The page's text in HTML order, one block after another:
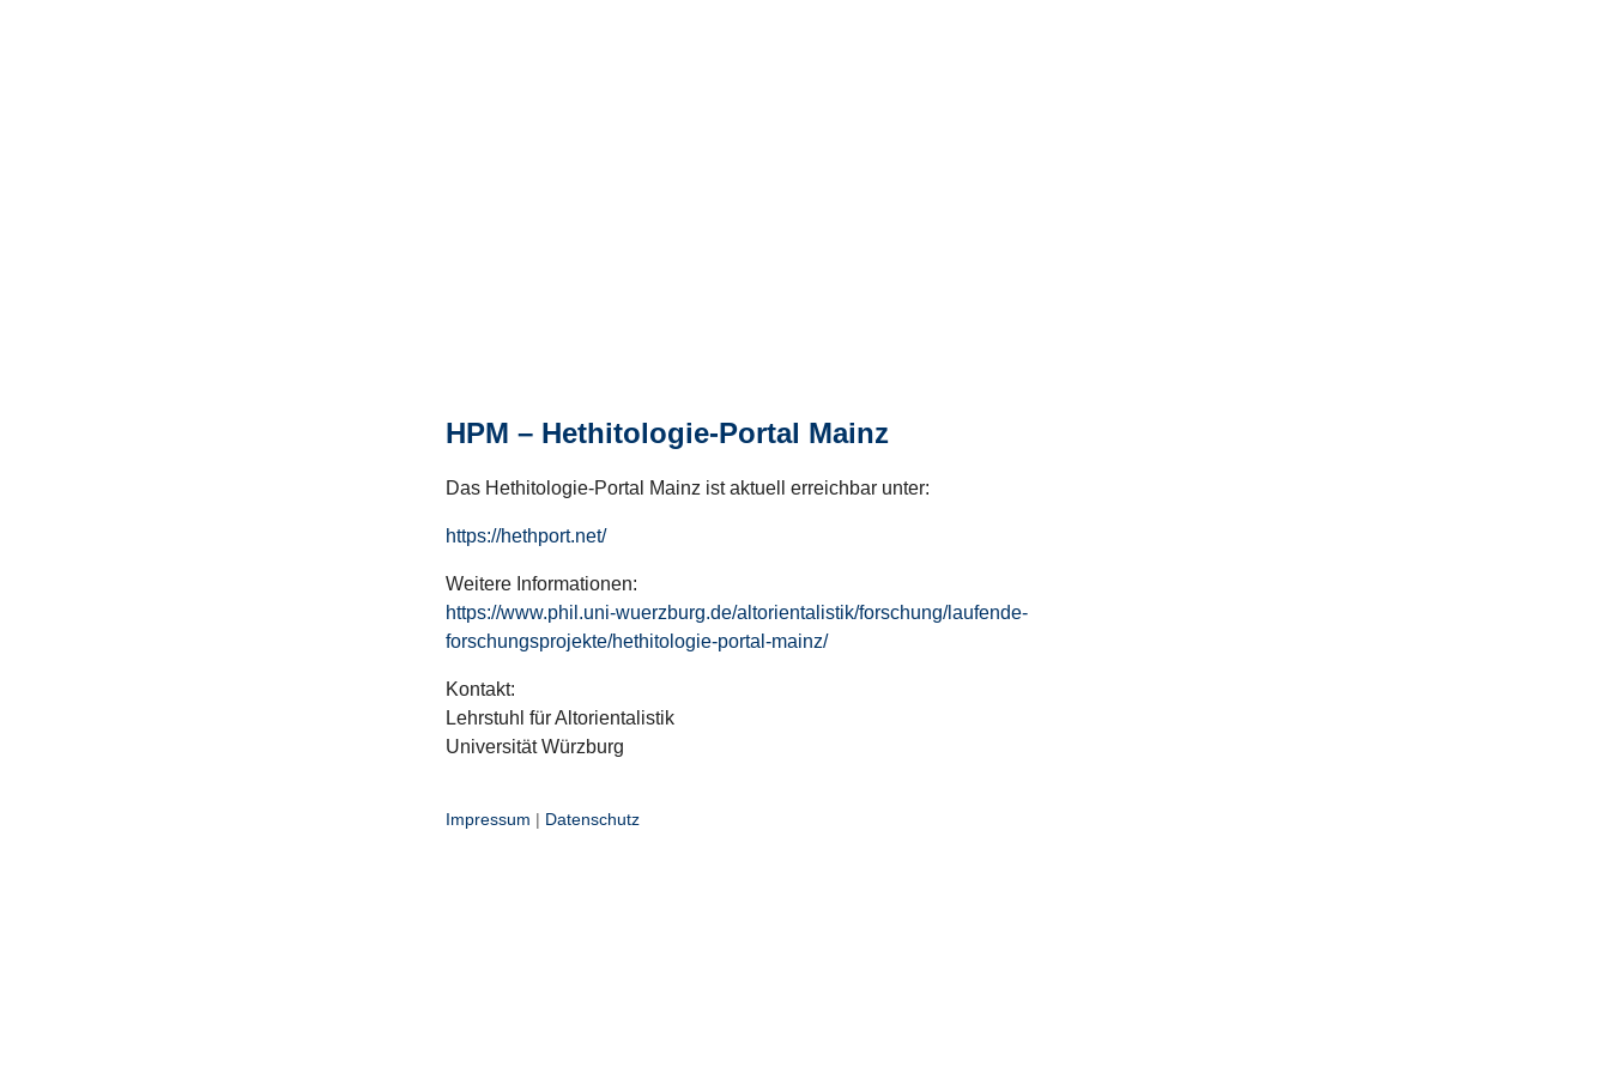
HPM – Hethitologie-Portal Mainz
Das Hethitologie-Portal Mainz ist aktuell erreichbar unter:
https://hethport.net/
Weitere Informationen:
https://www.phil.uni-wuerzburg.de/altorientalistik/forschung/laufende-
forschungsprojekte/hethitologie-portal-mainz/
Kontakt:
Lehrstuhl für Altorientalistik
Universität Würzburg
Impressum | Datenschutz